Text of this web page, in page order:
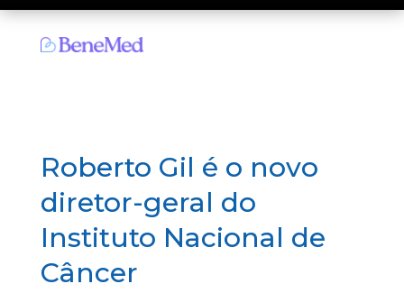
Roberto Gil é o novo
diretor-geral do
Instituto Nacional de
Câncer